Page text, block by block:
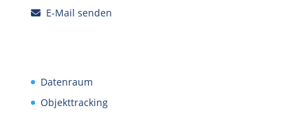
E-Mail senden
Datenraum
Objekttracking